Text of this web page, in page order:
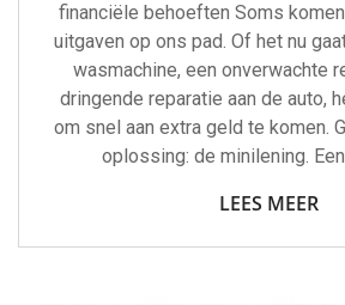
financiële behoeften Soms
uitgaven op ons pad. Of het nu
wasmachine, een onverwachte
dringende reparatie aan de auto,
om snel aan extra geld te komen.
oplossing: de minilening.
LEES MEER